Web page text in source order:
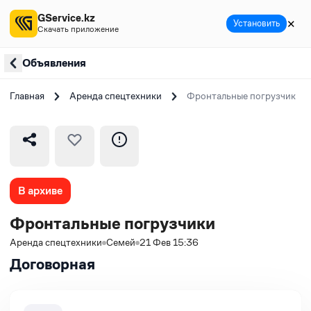
Объявления
Главная Аренда спецтехники Фронтальные погрузчики
В архиве
Фронтальные погрузчики
Аренда спецтехники Семей 21 Фев 15:36
Договорная
GService.kz
Скачать приложение Установить ✕